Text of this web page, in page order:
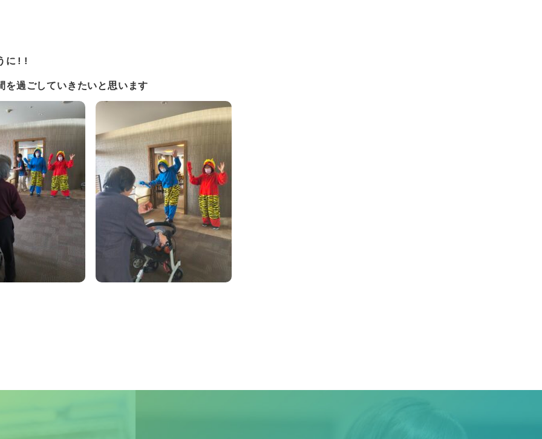
に!!
過ごしていきたいと思います